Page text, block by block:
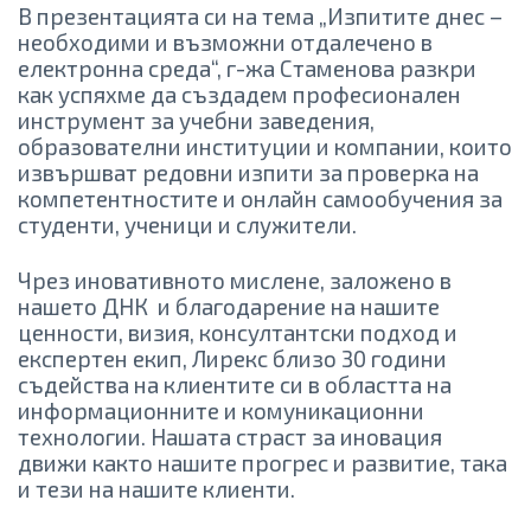
В презентацията си на тема „Изпитите днес –
необходими и възможни отдалечено в
електронна среда“, г-жа Стаменова разкри
как успяхме да създадем професионален
инструмент за учебни заведения,
образователни институции и компании, които
извършват редовни изпити за проверка на
компетентностите и онлайн самообучения за
студенти, ученици и служители.
Чрез иновативното мислене, заложено в
нашето ДНК и благодарение на нашите
ценности, визия, консултантски подход и
експертен екип, Лирекс близо 30 години
съдейства на клиентите си в областта на
информационните и комуникационни
технологии. Нашата страст за иновация
движи както нашите прогрес и развитие, така
и тези на нашите клиенти.